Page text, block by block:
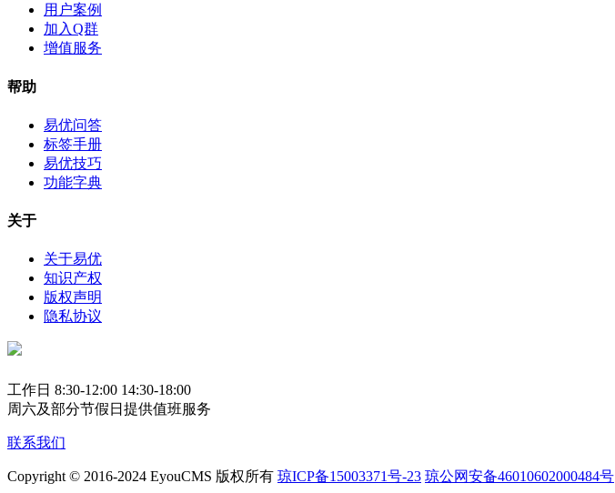
用户案例
加入Q群
增值服务
帮助
易优问答
标签手册
易优技巧
功能字典
关于
关于易优
知识产权
版权声明
隐私协议
工作日 8:30-12:00 14:30-18:00
周六及部分节假日提供值班服务
联系我们
Copyright © 2016-2024 EyouCMS 版权所有 琼ICP备15003371号-23 琼公网安备46010602000484号